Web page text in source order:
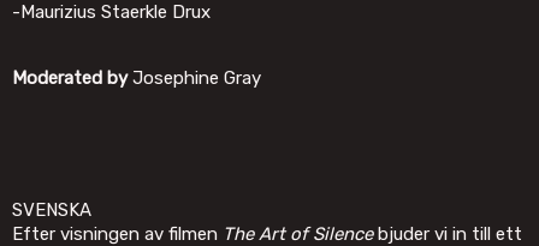
-Maurizius Staerkle Drux
Moderated byJosephine Gray
SVENSKA
Efter visningen av filmen The Art of Silencebjuder vi in till ett